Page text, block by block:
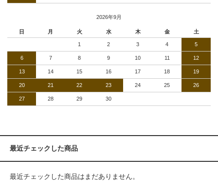
2026年9月
日 月 火 水 木 金 土
1 2 3 4 5
6 7 8 9 10 11 12
13 14 15 16 17 18 19
20 21 22 23 24 25 26
27 28 29 30
最近チェックした商品
最近チェックした商品はまだありません。